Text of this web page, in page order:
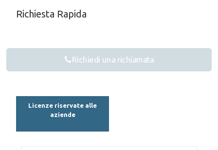
Richiesta Rapida
Richiedi una richiamata
Licenze riservate alle
aziende